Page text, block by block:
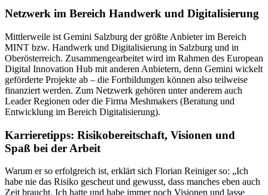
Netzwerk im Bereich Handwerk und Digitalisierung
Mittlerweile ist Gemini Salzburg der größte Anbieter im Bereich
MINT bzw. Handwerk und Digitalisierung in Salzburg und in
Oberösterreich. Zusammengearbeitet wird im Rahmen des European
Digital Innovation Hub mit anderen Anbietern, denn Gemini wickelt
geförderte Projekte ab – die Fortbildungen können also teilweise
finanziert werden. Zum Netzwerk gehören unter anderem auch
Leader Regionen oder die Firma Meshmakers (Beratung und
Entwicklung im Bereich Digitalisierung).
Karrieretipps: Risikobereitschaft, Visionen und
Spaß bei der Arbeit
Warum er so erfolgreich ist, erklärt sich Florian Reiniger so: „Ich
habe nie das Risiko gescheut und gewusst, dass manches eben auch
Zeit braucht. Ich hatte und habe immer noch Visionen und lasse